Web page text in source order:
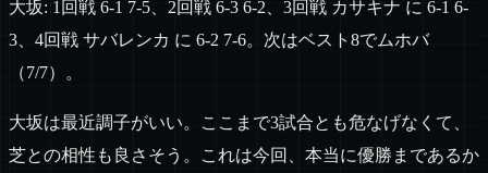
大坂: 1回戦 6-1 7-5、2回戦 6-3 6-2、3回戦 カサキナ に 6-1 6-
3、4回戦 サバレンカ に 6-2 7-6。次はベスト8でムホバ
（7/7）。
大坂は最近調子がいい。ここまで3試合とも危なげなくて、
芝との相性も良さそう。これは今回、本当に優勝まであるか